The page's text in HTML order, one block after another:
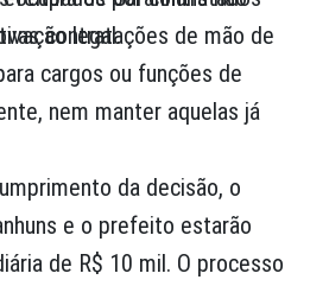
legal.
contratações de mão de
cargos ou funções de
nem manter aquelas já
da decisão, o
e o prefeito estarão
de R$ 10 mil. O processo